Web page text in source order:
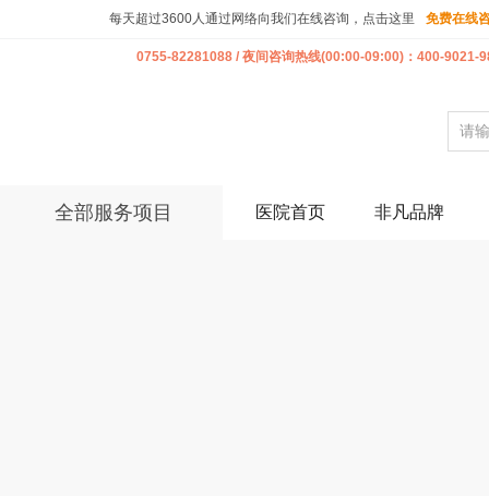
每天超过3600人通过网络向我们在线咨询，点击这里 免费在线
0755-82281088 / 夜间咨询热线(00:00-09:00)：400-9021-
全部服务项目 医院首页 非凡品牌